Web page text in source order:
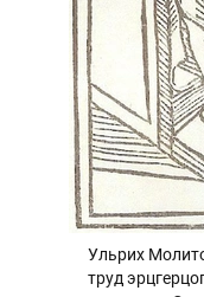
Ульрих
труд